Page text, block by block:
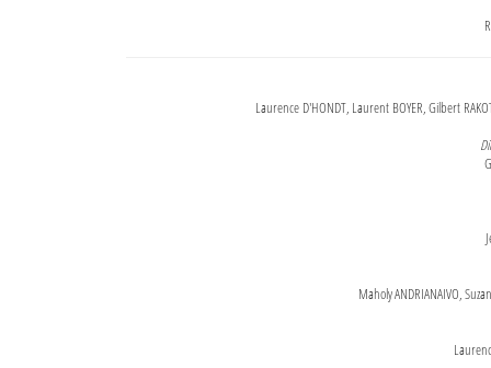
Laurence D'HONDT, Laurent BOYER, Gilbert
Maholy ANDRIANAIVO,